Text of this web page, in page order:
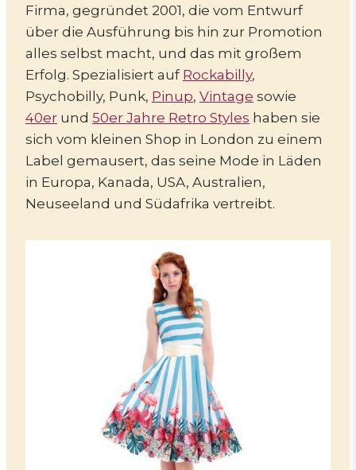
Firma, gegründet 2001, die vom Entwurf
über die Ausführung bis hin zur Promotion
alles selbst macht, und das mit großem
Erfolg. Spezialisiert auf Rockabilly,
Psychobilly, Punk, Pinup, Vintage sowie
40er und 50er Jahre Retro Styles haben sie
sich vom kleinen Shop in London zu einem
Label gemausert, das seine Mode in Läden
in Europa, Kanada, USA, Australien,
Neuseeland und Südafrika vertreibt.